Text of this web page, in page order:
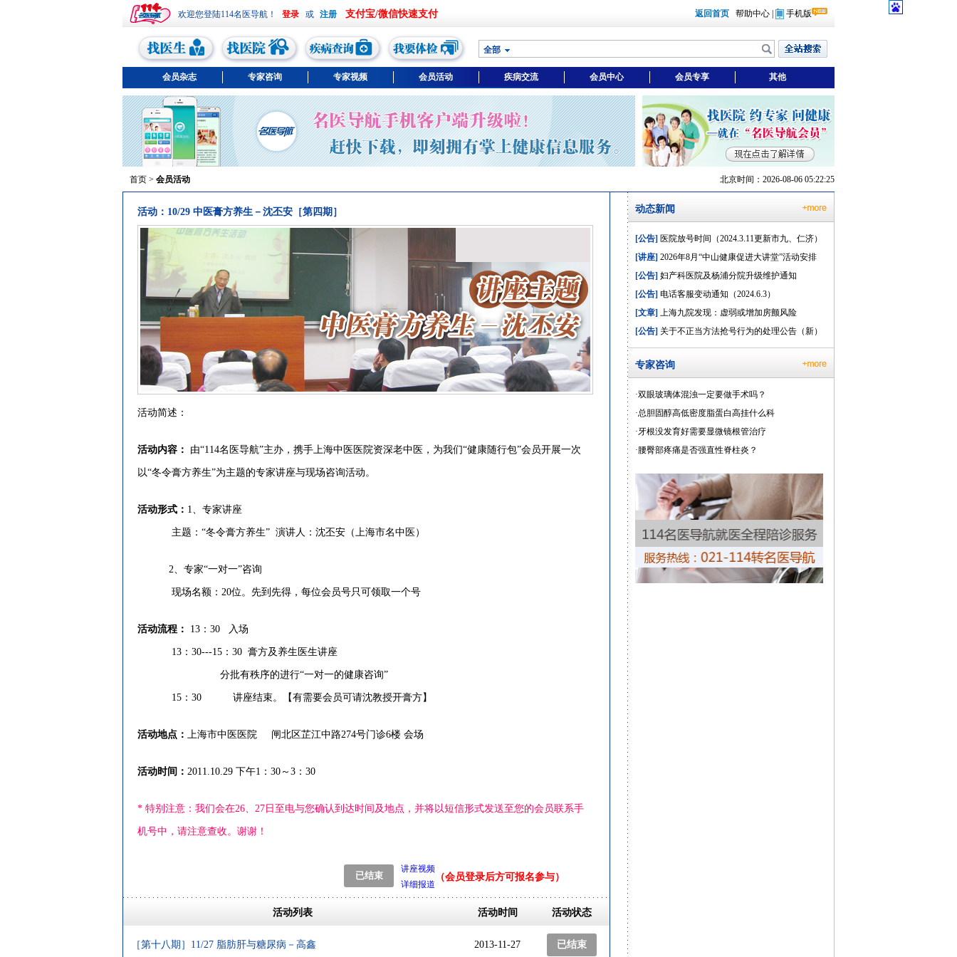
欢迎您登陆114名医导航！ 或 支付宝/微信快速支付 返回首页 帮助中心 手机版
全部
会员杂志 专家咨询 专家视频 会员活动 疾病交流 会员中心 会员专享 其他
首页 > 会员活动 北京时间：2026-08-06 05:22:25
活动：10/29 中医膏方养生－沈丕安［第四期］
活动简述：
活动内容： 由“114名医导航”主办，携手上海中医医院资深老中医，为我们“健康随行包”会员开展一次
以“冬令膏方养生”为主题的专家讲座与现场咨询活动。
活动形式： 1、专家讲座
主题：“冬令膏方养生” 演讲人：沈丕安（上海市名中医）
2、专家“一对一”咨询
现场名额：20位。先到先得，每位会员号只可领取一个号
活动流程： 13：30 入场
13：30---15：30 膏方及养生医生讲座
分批有秩序的进行“一对一的健康咨询”
15：30 讲座结束。【有需要会员可请沈教授开膏方】
活动地点： 上海市中医医院 闸北区芷江中路274号门诊6楼 会场
活动时间： 2011.10.29 下午1：30～3：30
* 特别注意：我们会在26、27日至电与您确认到达时间及地点，并将以短信形式发送至您的会员联系手
机号中，请注意查收。谢谢！
讲座视频
详细报道
（会员登录后方可报名参与）
活动列表 活动时间 活动状态
［第十八期］11/27 脂肪肝与糖尿病－高鑫 2013-11-27 已结束
动态新闻
[公告] 医院放号时间（2024.3.11更新市九、仁济）
[讲座] 2026年8月“中山健康促进大讲堂”活动安排
[公告] 妇产科医院及杨浦分院升级维护通知
[公告] 电话客服变动通知（2024.6.3）
[文章] 上海九院发现：虚弱或增加房颤风险
[公告] 关于不正当方法抢号行为的处理公告（新）
专家咨询
·双眼玻璃体混浊一定要做手术吗？
·总胆固醇高低密度脂蛋白高挂什么科
·牙根没发育好需要显微镜根管治疗
· 腰臀部疼痛是否强直性脊柱炎？